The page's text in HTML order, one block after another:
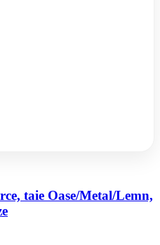
taie Oase/Metal/Lemn,